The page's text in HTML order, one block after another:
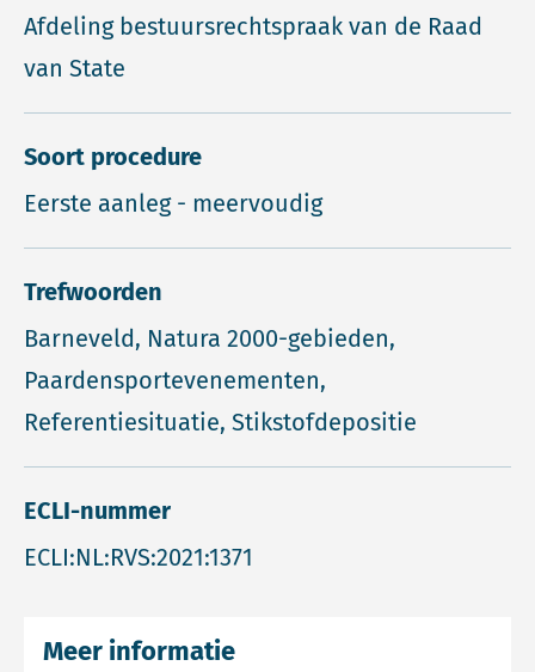
Afdeling bestuursrechtspraak van de Raad
van State
Soort procedure
Eerste aanleg - meervoudig
Trefwoorden
Barneveld, Natura 2000-gebieden,
Paardensportevenementen,
Referentiesituatie, Stikstofdepositie
ECLI-nummer
ECLI:NL:RVS:2021:1371
Meer informatie